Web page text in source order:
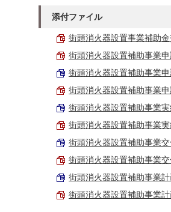
添付ファイル
街頭消火器設置事業補助
街頭消火器設置補助事業
街頭消火器設置補助事業申
街頭消火器設置補助事業申
街頭消火器設置補助事業
街頭消火器設置補助事業
街頭消火器設置補助事業
街頭消火器設置補助事業
街頭消火器設置補助事業
街頭消火器設置補助事業